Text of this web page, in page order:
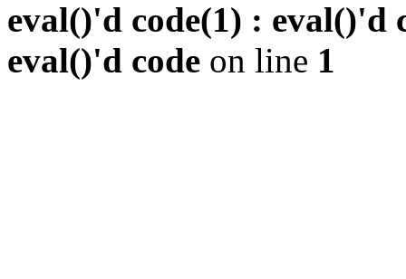
eval()'d code(1) : eval()'d
eval()'d code on line 1